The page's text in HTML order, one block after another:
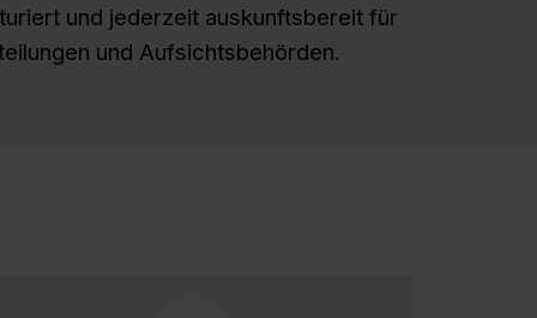
und jederzeit auskunftsbereit für
und Aufsichtsbehörden.